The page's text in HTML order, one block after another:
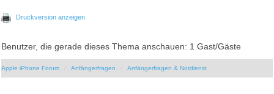
Druckversion anzeigen
Benutzer, die gerade dieses Thema anschauen: 1 Gast/Gäste
Apple iPhone Forum Anfängerfragen Anfängerfragen & Notdienst